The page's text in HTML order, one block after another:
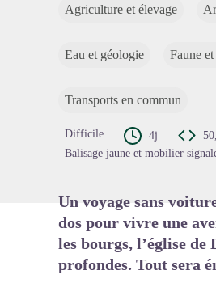
Agriculture et élevage
Eau et géologie Faune
Transports en commun
Difficile 4j
Balisage jaune et mobilier
Un voyage sans
dos pour vivre une
les bourgs, l’église
profondes. Tout sera